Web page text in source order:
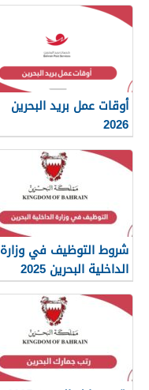
أوقات عمل بريد البحرين
2026
شروط التوظيف في وزارة
الداخلية البحرين 2025